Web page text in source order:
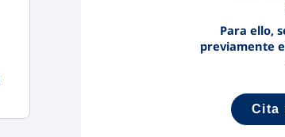
Para ello,
previamente
Cita